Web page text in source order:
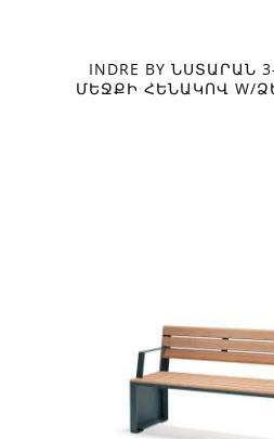
INDRE BY ՆՍՏԱՐԱՆ
ՄԵՋՔԻ ՀԵՆԱԿՈՎ W/